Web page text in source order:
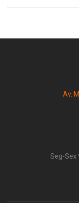
Av.
Seg-Sex